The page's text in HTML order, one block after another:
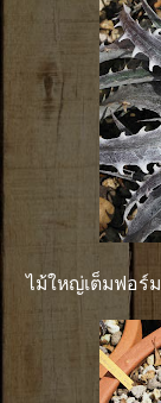
ไม้ใหญ่เต็มฟอร์ม